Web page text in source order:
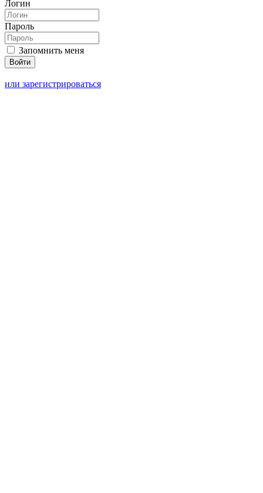
Логин
Пароль
Запомнить меня
или зарегистрироваться